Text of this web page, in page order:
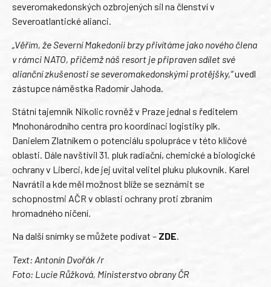
severomakedonských ozbrojených sil na členství v
Severoatlantické alianci.
„Věřím, že Severní Makedonii brzy přivítáme jako nového člena
v rámci NATO, přičemž náš resort je připraven sdílet své
alianční zkušenosti se severomakedonskými protějšky,“uvedl
zástupce náměstka Radomír Jahoda.
Státní tajemník Nikolic rovněž v Praze jednal s ředitelem
Mnohonárodního centra pro koordinaci logistiky plk.
Danielem Zlatníkem o potenciálu spolupráce v této klíčové
oblasti. Dále navštívil 31. pluk radiační, chemické a biologické
ochrany v Liberci, kde jej uvítal velitel pluku plukovník. Karel
Navrátil a kde měl možnost blíže se seznámit se
schopnostmi AČR v oblasti ochrany proti zbraním
hromadného ničení.
Na další snímky se můžete podívat – ZDE.
Text: Antonín Dvořák /r
Foto: Lucie Růžková, Ministerstvo obrany ČR